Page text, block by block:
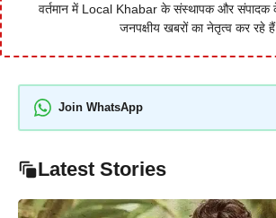
वर्तमान में Local Khabar के संस्थापक और
जनपक्षीय खबरों का नेतृत्व कर रहे
Join WhatsApp
Latest Stories